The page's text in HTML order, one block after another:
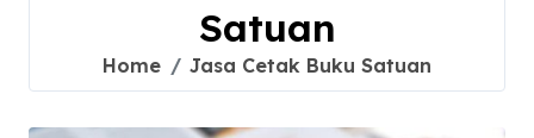
Satuan
Home Jasa Cetak Buku Satuan